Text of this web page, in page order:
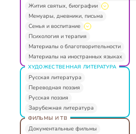
Жития святых, биографии
Мемуары, дневники, письма
Семья и воспитание
Психология и терапия
Материалы о благотворительности
Материалы на иностранных языках
ХУДОЖЕСТВЕННАЯ ЛИТЕРАТУРА
Русская литература
Переводная поэзия
Русская поэзия
Зарубежная литература
ФИЛЬМЫ И ТВ
Документальные фильмы